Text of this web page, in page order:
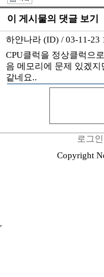
이 게시물의 댓글 보기
하얀나라 (ID) / 03-11-23
CPU클럭을 정상클럭으
음 메모리에 문제 있겠
같네요..
로그인
Copyright